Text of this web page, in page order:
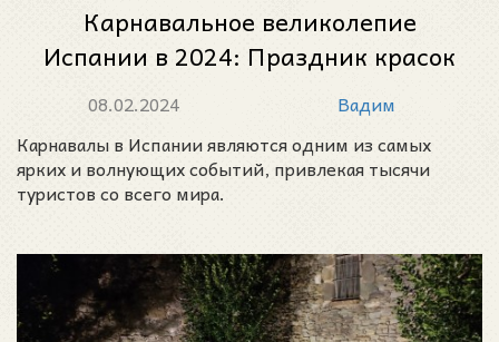
Карнавальное великолепие
Испании в 2024: Праздник красок
08.02.2024
Вадим
Карнавалы в Испании являются одним из самых
ярких и волнующих событий, привлекая тысячи
туристов со всего мира.